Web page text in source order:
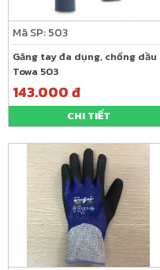
Mã SP: 503
Găng tay đa dụng, chống dầu
Towa 503
143.000 đ
CHI TIẾT